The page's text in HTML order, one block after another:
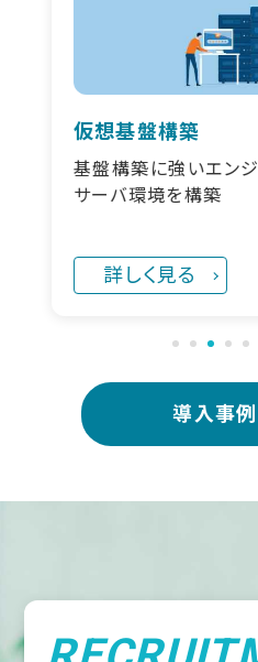
仮想基盤構築
基盤構築に強いエンジ
サーバ環境を構築
詳しく見る
導入事